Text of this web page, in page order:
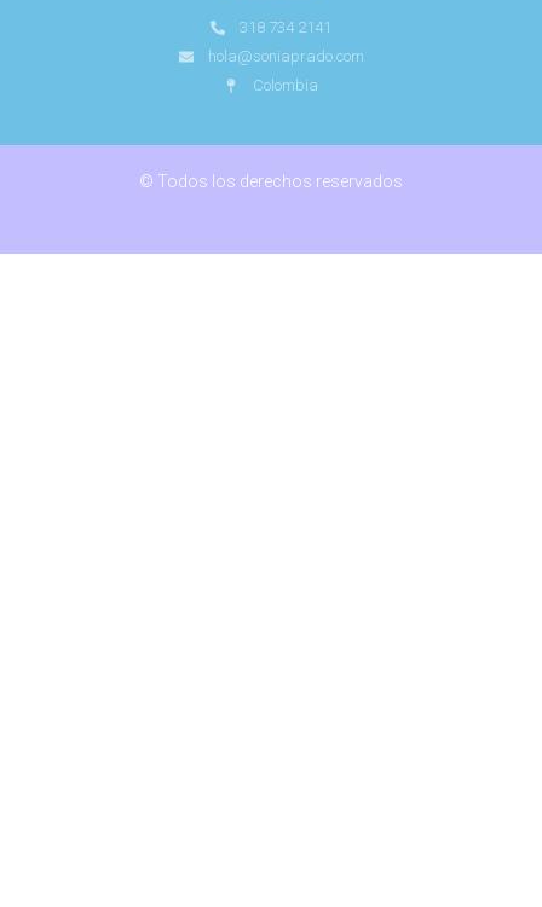
318 734 2141
hola@soniaprado.com
Colombia
© Todos los derechos reservados